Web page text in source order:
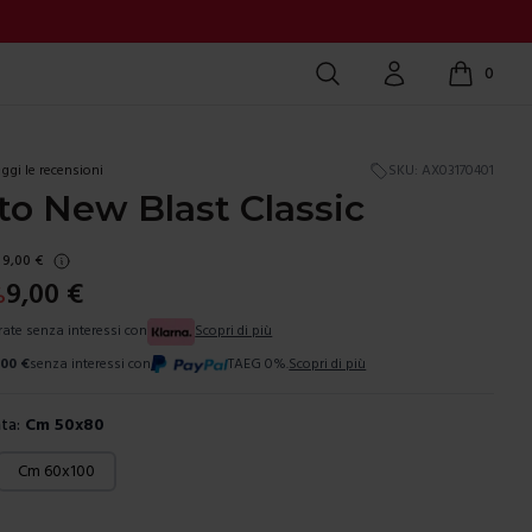
Cerca Account 0
items in
le recensioni SKU: AX03170401
New Blast Classic
9,00 €
9,00 €
senza interessi con
Scopri di più
€senza interessi con TAEG 0%. Scopri di più
Cm 50x80
Cm 60x100